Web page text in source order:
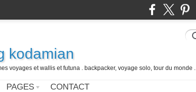
kodamian
voyages et wallis et futuna . backpacker, voyage solo, tour du monde .
PAGES CONTACT